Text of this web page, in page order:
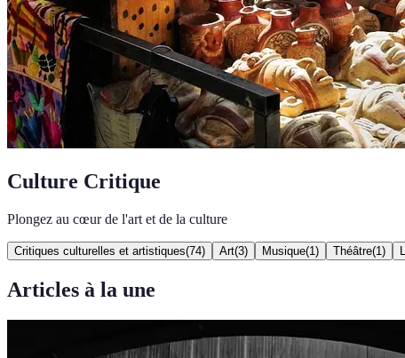
Culture Critique
Plongez au cœur de l'art et de la culture
Critiques culturelles et artistiques(74) Art(3) Musique(1 ) Théâtre(1 )
Articles à la une